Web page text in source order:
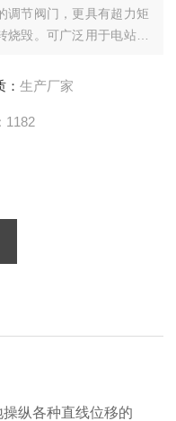
调节阀门，更具有超力矩
毁。可广泛用于电站、
DW），
生产厂家
1182
纵各种直线位移的